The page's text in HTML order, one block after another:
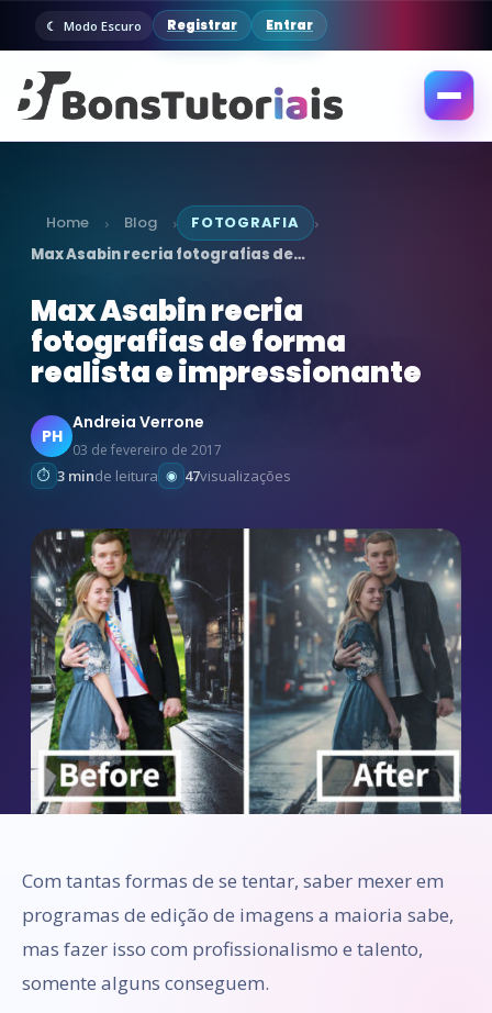
Modo Escuro Registrar Entrar
Abrir
Home › Blog › FOTOGRAFIA ›
Max Asabin recria fotografias de…
Max Asabin recria
fotografias de forma
realista e impressionante
PH
Andreia Verrone
03 de fevereiro de 2017
3 minde leitura 47visualizações
Com tantas formas de se tentar, saber mexer em
programas de edição de imagens a maioria sabe,
mas fazer isso com profissionalismo e talento,
somente alguns conseguem.